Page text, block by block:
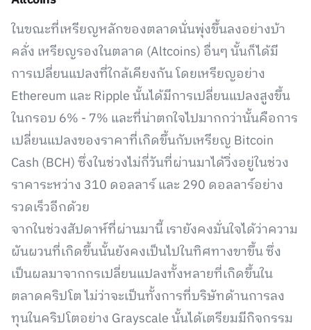
ในขณะที่เหรียญหลักของตลาดนั่นพุ่งขึ้นลงอย่างบ้า
คลั่ง เหรียญรองในตลาด (Altcoins) อื่นๆ นั้นก็ได้มี
การเปลี่ยนแปลงที่ใกล้เคียงกัน โดยเหรียญอย่าง
Ethereum และ Ripple นั้นได้มีการเปลี่ยนแปลงสูงขึ้น
ในกรอบ 6% - 7% และที่น่าตกใจไปมากกว่านั้นคือการ
เปลี่ยนแปลงของราคาที่เกิดขึ้นกับเหรียญ Bitcoin
Cash (BCH) ซึ่งในช่วงไม่กี่วันที่ผ่านมาได้วิ่งอยู่ในช่วง
ราคาระหว่าง 310 ดอลลาร์ และ 290 ดอลลาร์อย่าง
รวดเร็วอีกด้วย
จากในช่วงสัปดาห์ที่ผ่านมานี้ เรายังคงมั่นใจได้ว่าความ
ผันผวนที่เกิดขึ้นนั้นยังคงเป็นไปในทิศทางขาขึ้น ซึ่ง
เป็นผลมาจากกรเปลี่ยนแปลงทั้งหลายที่เกิดขึ้นใน
ตลาดคริปโต ไม่ว่าจะเป็นทั้งการที่บริษัทด้านการลง
ทุนในคริปโตอย่าง Grayscale นั้นได้เตรียมมีกิจกรรม